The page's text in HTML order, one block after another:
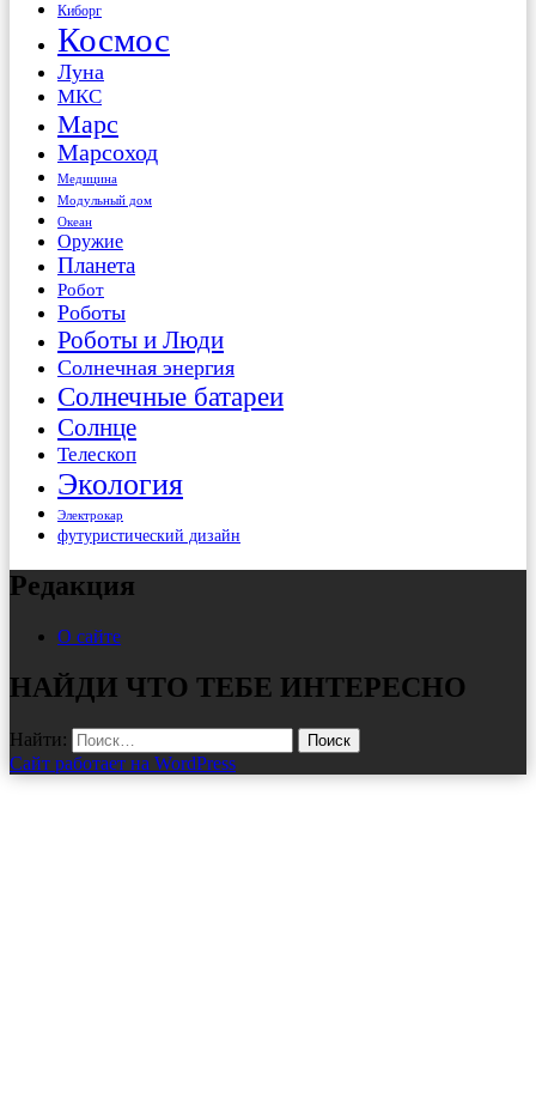
Киборг
Космос
Луна
МКС
Марс
Марсоход
Медицина
Модульный дом
Океан
Оружие
Планета
Робот
Роботы
Роботы и Люди
Солнечная энергия
Солнечные батареи
Солнце
Телескоп
Экология
Электрокар
футуристический дизайн
Редакция
О сайте
НАЙДИ ЧТО ТЕБЕ ИНТЕРЕСНО
Найти:
Сайт работает на WordPress